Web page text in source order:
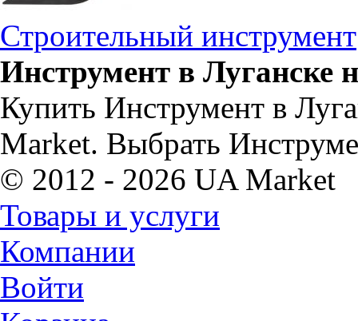
Строительный инструмент
Инструмент в Луганске
Купить Инструмент в
Market. Выбрать
© 2012 - 2026 UA Market
Товары и услуги
Компании
Войти